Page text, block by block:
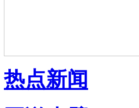
热点新闻